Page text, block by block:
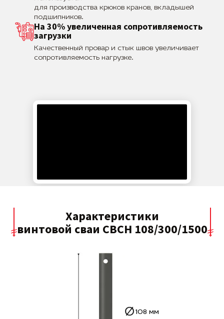
для производства крюков кранов, вкладышей
подшипников.
На 30% увеличенная сопротивляемость
загрузки
Качественный провар и стык швов увеличивает
сопротивляемость нагрузке.
Характеристики
винтовой сваи СВСН 108/300/1500
108 мм